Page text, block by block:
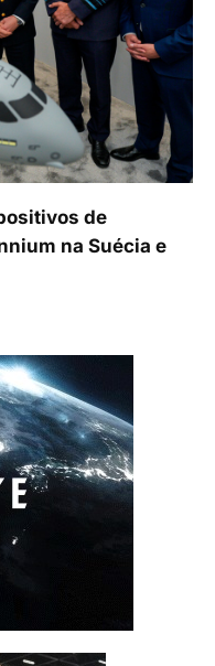
de
na Suécia e